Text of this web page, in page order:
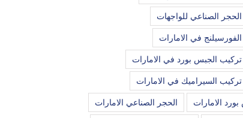
الصناعي للواجهات
في الامارات
تركيب الجبس بورد في الامارات
السيراميك في الامارات
الامارات الحجر الصناعي الامارات